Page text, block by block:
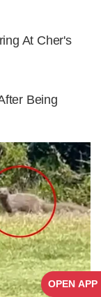
OPEN APP